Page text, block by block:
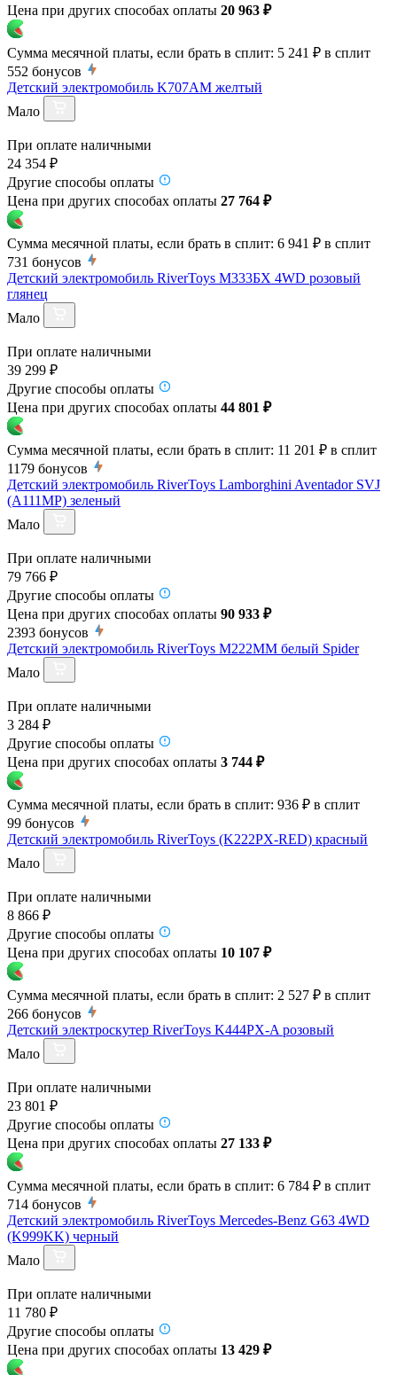
Цена при других способах оплаты 20 963 ₽
Сумма месячной платы, если брать в сплит: 5 241 ₽ в сплит
552 бонусов
Детский электромобиль K707AM желтый
Мало
При оплате наличными
24 354 ₽
Другие способы оплаты
Цена при других способах оплаты 27 764 ₽
Сумма месячной платы, если брать в сплит: 6 941 ₽ в сплит
731 бонусов
Детский электромобиль RiverToys М333БХ 4WD розовый
глянец
Мало
При оплате наличными
39 299 ₽
Другие способы оплаты
Цена при других способах оплаты 44 801 ₽
Сумма месячной платы, если брать в сплит: 11 201 ₽ в сплит
1179 бонусов
Детский электромобиль RiverToys Lamborghini Aventador SVJ
(A111MP) зеленый
Мало
При оплате наличными
79 766 ₽
Другие способы оплаты
Цена при других способах оплаты 90 933 ₽
2393 бонусов
Детский электромобиль RiverToys M222MM белый Spider
Мало
При оплате наличными
3 284 ₽
Другие способы оплаты
Цена при других способах оплаты 3 744 ₽
Сумма месячной платы, если брать в сплит: 936 ₽ в сплит
99 бонусов
Детский электромобиль RiverToys (K222PX-RED) красный
Мало
При оплате наличными
8 866 ₽
Другие способы оплаты
Цена при других способах оплаты 10 107 ₽
Сумма месячной платы, если брать в сплит: 2 527 ₽ в сплит
266 бонусов
Детский электроскутер RiverToys K444PX-A розовый
Мало
При оплате наличными
23 801 ₽
Другие способы оплаты
Цена при других способах оплаты 27 133 ₽
Сумма месячной платы, если брать в сплит: 6 784 ₽ в сплит
714 бонусов
Детский электромобиль RiverToys Mercedes-Benz G63 4WD
(K999KK) черный
Мало
При оплате наличными
11 780 ₽
Другие способы оплаты
Цена при других способах оплаты 13 429 ₽